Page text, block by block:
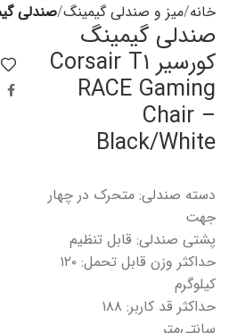
خانه میز و صندلی گیمینگ صندلی
صندلی گیمینگ
کورسیر Corsair T۱
RACE Gaming
Chair –
Black/White
دسته صندلی: متحرک در چهار
جهت
پشتی صندلی: قابل تنظیم
حداکثر وزن قابل تحمل: ۱۲۰
کیلوگرم
حداکثر قد کاربر: ۱۸۸